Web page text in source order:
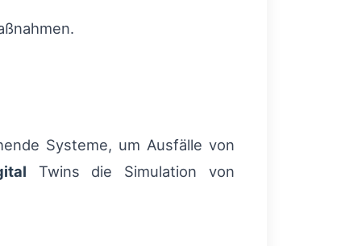
Systeme, um Ausfälle von
Twins die Simulation von